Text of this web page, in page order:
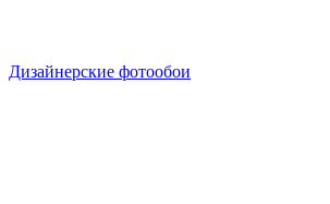
Дизайнерские фотообои